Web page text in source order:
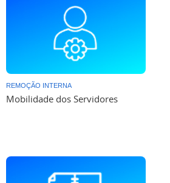
REMOÇÃO INTERNA
Mobilidade dos Servidores